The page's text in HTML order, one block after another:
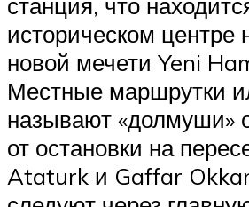
историческом центре
новой мечети Yeni
Местные маршрутки
называют «долмуши»
от остановки на
Ataturk и Gaffar